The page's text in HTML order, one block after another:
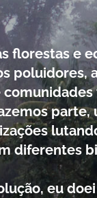
florestas e
poluidores,
parte,
diferentes
eu